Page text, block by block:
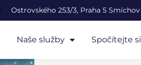
Ostrovského 253/3, Praha 5 Smíchov
Naše služby Spočítejte si